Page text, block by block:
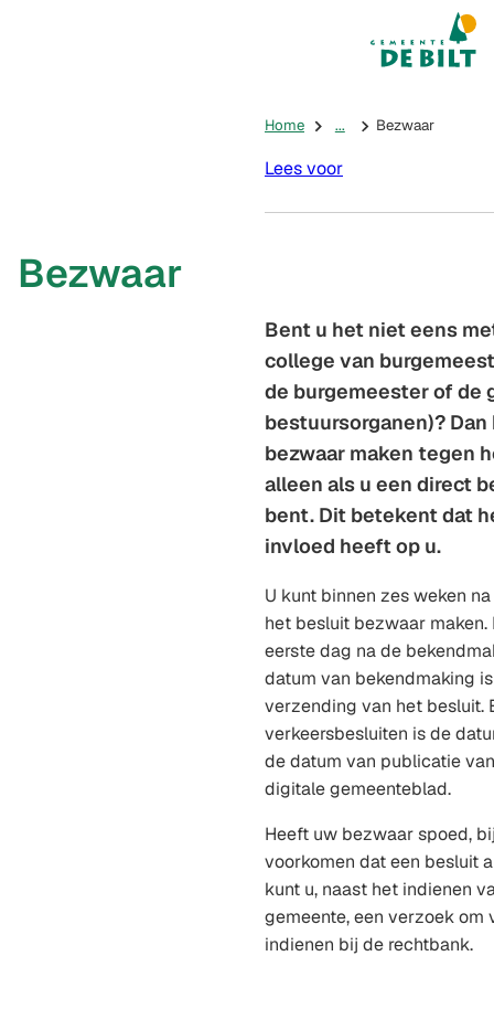
Mijn De Bilt
(Verwijst
Home ... Bezwaar
Lees voor
Bezwaar
Bent u het niet eens
college van
de burgemeester of de
bestuursorganen)?
bezwaar maken tegen
alleen als u een direct
bent. Dit betekent dat
invloed heeft op u.
U kunt binnen zes weken
het besluit bezwaar
eerste dag na de
datum van bekendmaking
verzending van het besluit.
verkeersbesluiten is de
de datum van publicatie
digitale gemeenteblad.
Heeft uw bezwaar spoed,
voorkomen dat een besluit
kunt u, naast het indienen
gemeente, een verzoek
indienen bij de rechtbank.